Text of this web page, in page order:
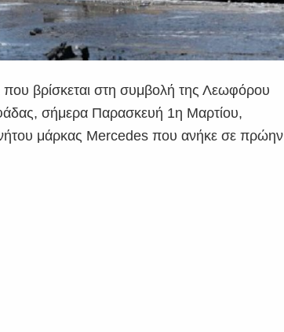
που βρίσκεται στη συμβολή της Λεωφόρου
σήμερα Παρασκευή 1η Μαρτίου,
μάρκας Mercedes που ανήκε σε πρώην